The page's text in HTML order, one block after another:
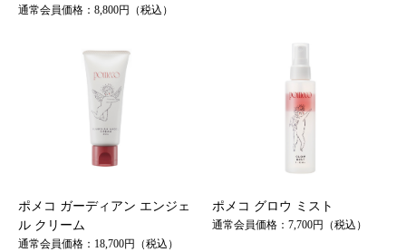
通常会員価格：8,800円（税込）
ポメコ ガーディアン エンジェ
ル クリーム
通常会員価格：18,700円（税込）
ポメコ グロウ ミスト
通常会員価格：7,700円（税込）